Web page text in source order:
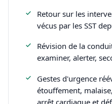
Retour sur les
vécus par les SST
Révision de la
examiner, alerter,
Gestes d'urgence
étouffement,
arrêt cardiaque et